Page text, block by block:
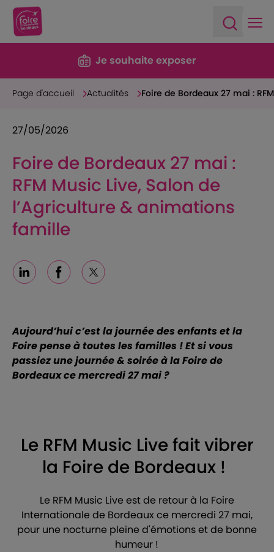
Je souhaite exposer
Page d'accueil Actualités Foire de Bordeaux 27 mai :
27/05/2026
Foire de Bordeaux 27 mai :
RFM Music Live, Salon de
l’Agriculture & animations
famille
LinkedinFacebook
X
Aujourd’hui c’est la journée des enfants et la
Foire pense à toutes les familles !Et si vous
passiez une journée & soirée à la Foire de
Bordeaux ce mercredi 27 mai ?
Le RFM Music Live fait vibrer
la Foire de Bordeaux !
Le RFM Music Live est de retour à la Foire
Internationale de Bordeaux ce mercredi 27 mai,
pour une nocturne pleine d'émotions et de bonne
humeur !